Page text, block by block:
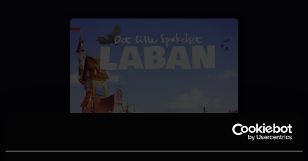
Familiefilm
Animation